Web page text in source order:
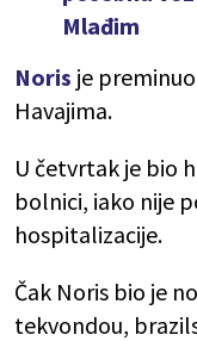
Mlađim
Noris je
Havajima.
U četvrtak je bio
bolnici, iako nije
hospitalizacije.
Čak Noris bio je
tekvondou,